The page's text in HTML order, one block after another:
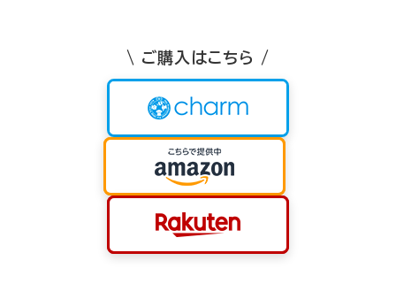
\ ご購入はこちら /